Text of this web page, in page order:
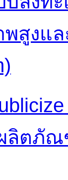
สูงแ
ลิตภั